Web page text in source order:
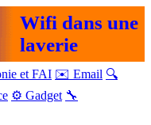
Wifi dans une
laverie
et FAI ✉️ Email 🔍
⚙️ Gadget 🔧